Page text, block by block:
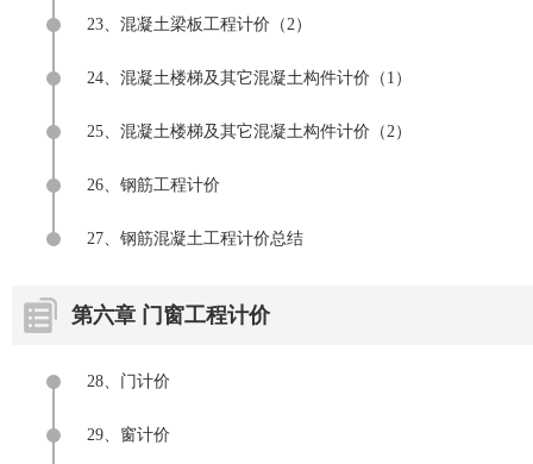
23、混凝土梁板工程计价（2）
24、混凝土楼梯及其它混凝土构件计价（1）
25、混凝土楼梯及其它混凝土构件计价（2）
26、钢筋工程计价
27、钢筋混凝土工程计价总结
第六章 门窗工程计价
28、门计价
29、窗计价